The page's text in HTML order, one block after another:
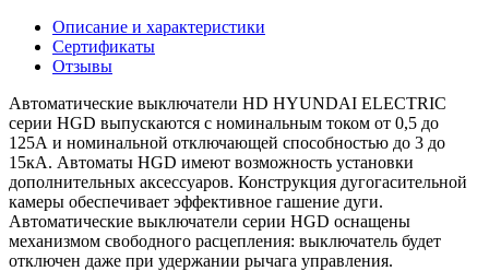
Описание и характеристики
Сертификаты
Отзывы
Автоматические выключатели HD HYUNDAI ELECTRIC
серии HGD выпускаются с номинальным током от 0,5 до
125А и номинальной отключающей способностью до 3 до
15кА. Автоматы HGD имеют возможность установки
дополнительных аксессуаров. Конструкция дугогасительной
камеры обеспечивает эффективное гашение дуги.
Автоматические выключатели серии HGD оснащены
механизмом свободного расцепления: выключатель будет
отключен даже при удержании рычага управления.